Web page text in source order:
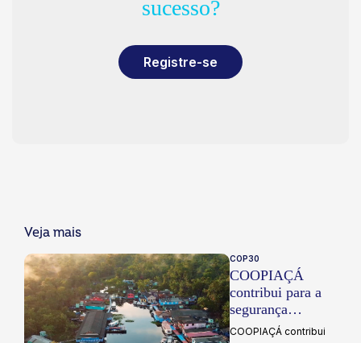
sucesso?
Registre-se
Veja mais
COP30
COOPIAÇÁ
contribui para a
segurança
alimentar no
COOPIAÇÁ contribui